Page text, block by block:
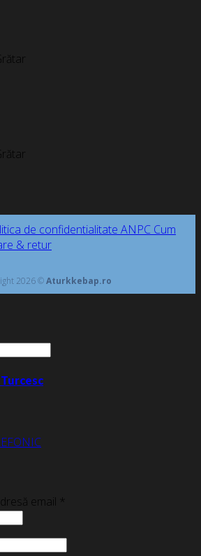
de confidentialitate ANPC Cum
& retur
2026 ©Aturkkebap.ro
email *